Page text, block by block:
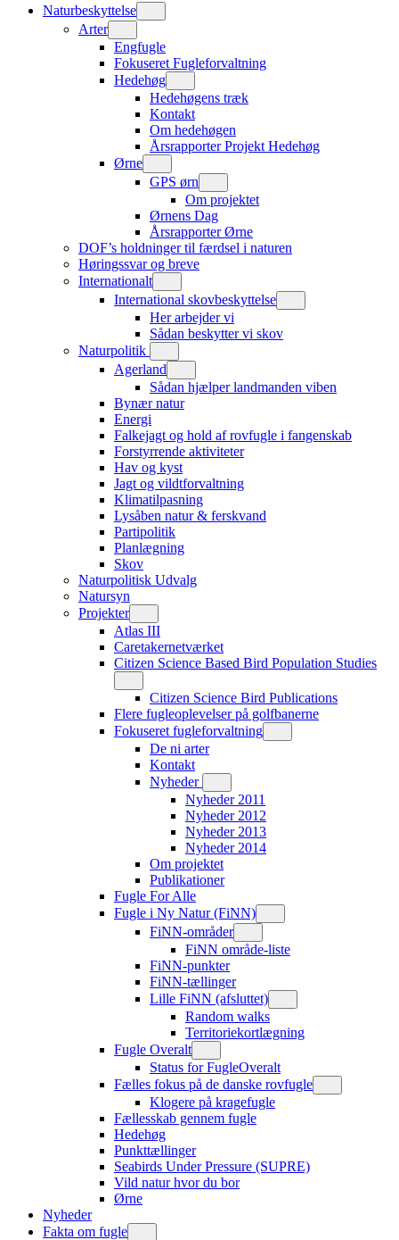
Naturbeskyttelse
Arter
Engfugle
Fokuseret Fugleforvaltning
Hedehøg
Hedehøgens træk
Kontakt
Om hedehøgen
Årsrapporter Projekt Hedehøg
Ørne
GPS ørn
Om projektet
Ørnens Dag
Årsrapporter Ørne
DOF’s holdninger til færdsel i naturen
Høringssvar og breve
Internationalt
International skovbeskyttelse
Her arbejder vi
Sådan beskytter vi skov
Naturpolitik
Agerland
Sådan hjælper landmanden viben
Bynær natur
Energi
Falkejagt og hold af rovfugle i fangenskab
Forstyrrende aktiviteter
Hav og kyst
Jagt og vildtforvaltning
Klimatilpasning
Lysåben natur & ferskvand
Partipolitik
Planlægning
Skov
Naturpolitisk Udvalg
Natursyn
Projekter
Atlas III
Caretakernetværket
Citizen Science Based Bird Population Studies
Citizen Science Bird Publications
Flere fugleoplevelser på golfbanerne
Fokuseret fugleforvaltning
De ni arter
Kontakt
Nyheder
Nyheder 2011
Nyheder 2012
Nyheder 2013
Nyheder 2014
Om projektet
Publikationer
Fugle For Alle
Fugle i Ny Natur (FiNN)
FiNN-områder
FiNN område-liste
FiNN-punkter
FiNN-tællinger
Lille FiNN (afsluttet)
Random walks
Territoriekortlægning
Fugle Overalt
Status for FugleOveralt
Fælles fokus på de danske rovfugle
Klogere på kragefugle
Fællesskab gennem fugle
Hedehøg
Punkttællinger
Seabirds Under Pressure (SUPRE)
Vild natur hvor du bor
Ørne
Nyheder
Fakta om fugle